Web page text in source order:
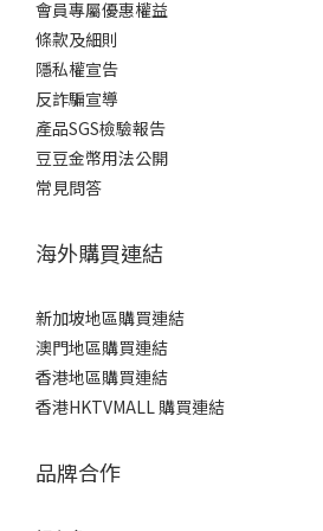
會員專屬優惠權益
條款及細則
隱私權宣告
反詐騙宣導
產品SGS檢驗報告
豆豆金幣用法公開
常見問答
海外購買連結
新加坡地區購買連結
澳門地區購買連結
香港地區購買連結
香港HKTVMALL 購買連結
品牌合作